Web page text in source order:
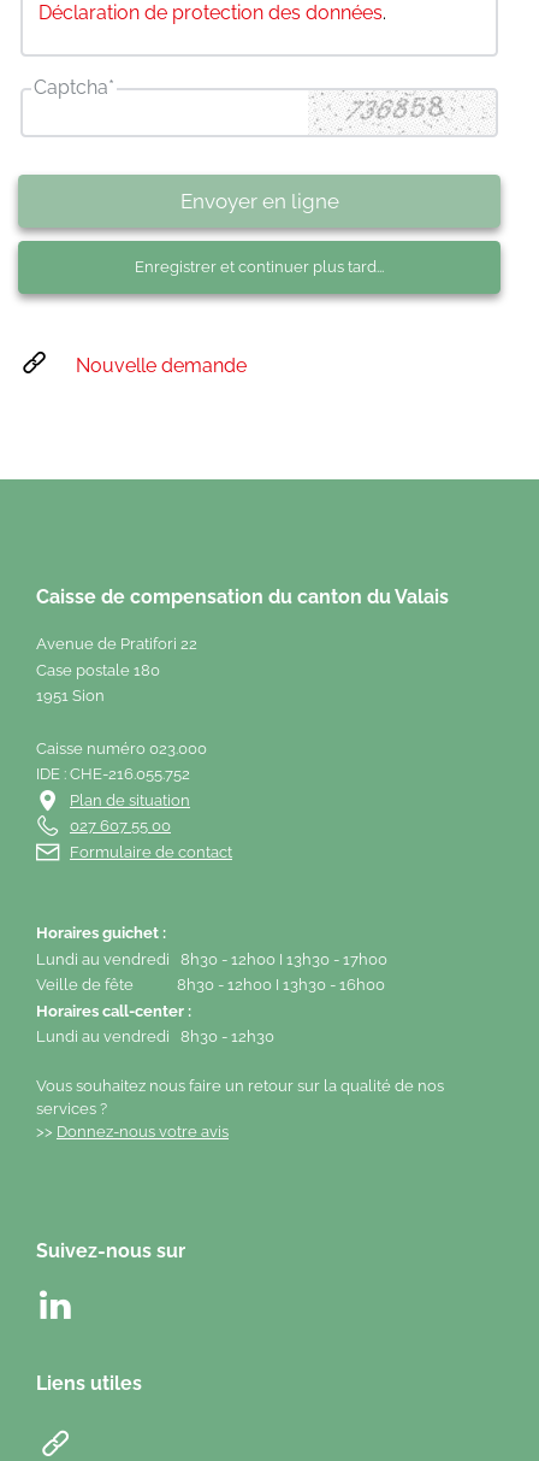
Déclaration de protection des données.
Captcha*
Enregistrer et continuer plus tard...
Envoyer en ligne
Nouvelle demande
Caisse de compensation du canton du Valais
Avenue de Pratifori 22
Case postale 180
1951 Sion
Caisse numéro 023.000
IDE : CHE-216.055.752
Plan de situation
027 607 55 00
Formulaire de contact
Horaires guichet :
Lundi au vendredi 8h30 - 12h00 I 13h30 - 17h00
Veille de fête 8h30 - 12h00 I 13h30 - 16h00
Horaires call-center :
Lundi au vendredi 8h30 - 12h30
Vous souhaitez nous faire un retour sur la qualité de nos
services ?
>> Donnez-nous votre avis
Suivez-nous sur
Liens utiles